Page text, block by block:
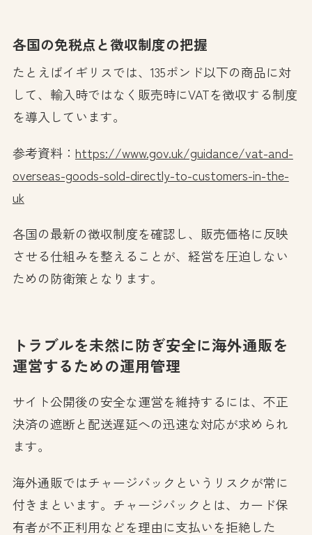
各国の免税点と徴収制度の把握
たとえばイギリスでは、135ポンド以下の商品に対
して、輸入時ではなく販売時にVATを徴収する制度
を導入しています。
参考資料： https://www.gov.uk/guidance/vat-and-
overseas-goods-sold-directly-to-customers-in-the-
uk
各国の最新の徴収制度を確認し、販売価格に反映
させる仕組みを整えることが、経営を圧迫しない
ための防衛策となります。
トラブルを未然に防ぎ安全に海外通販を
運営するための運用管理
サイト公開後の安全な運営を維持するには、不正
決済の遮断と配送遅延への迅速な対応が求められ
ます。
海外通販ではチャージバックというリスクが常に
付きまといます。チャージバックとは、カード保
有者が不正利用などを理由に支払いを拒絶した